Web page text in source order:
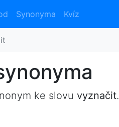
Synonyma Kvíz
ke slovu vyznačit.